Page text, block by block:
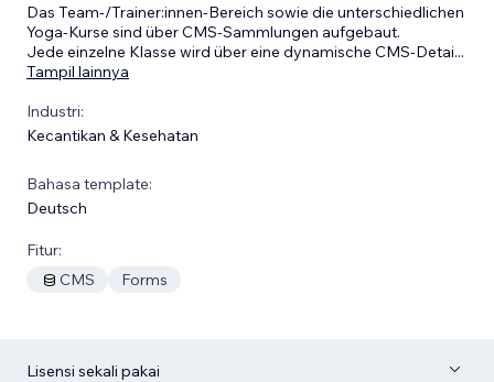
Das Team-/Trainer:innen-Bereich sowie die unterschiedlichen
Yoga-Kurse sind über CMS-Sammlungen aufgebaut.
Jede einzelne Klasse wird über eine dynamische CMS-Detai...
Tampil lainnya
Industri:
Kecantikan & Kesehatan
Bahasa template:
Deutsch
Fitur:
CMS
Forms
Lisensi sekali pakai